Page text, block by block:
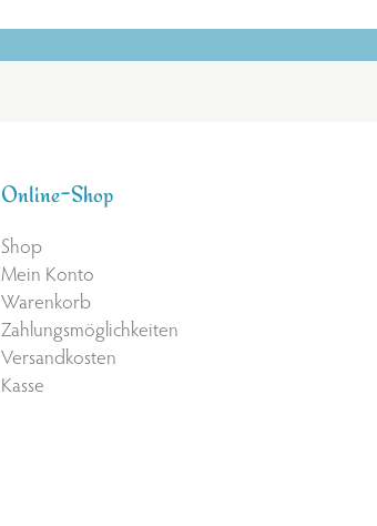
Online-Shop
Shop
Mein Konto
Warenkorb
Zahlungsmöglichkeiten
Versandkosten
Kasse